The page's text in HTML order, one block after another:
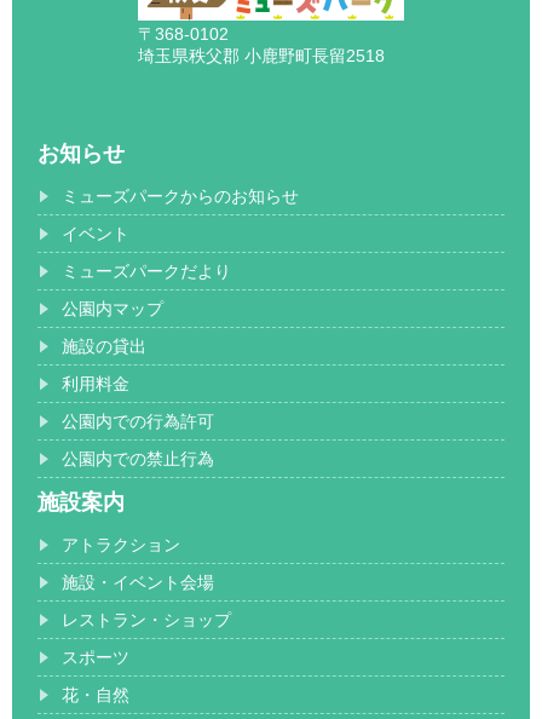
〒368-0102
埼玉県秩父郡 小鹿野町長留2518
お知らせ
ミューズパークからのお知らせ
イベント
ミューズパークだより
公園内マップ
施設の貸出
利用料金
公園内での行為許可
公園内での禁止行為
施設案内
アトラクション
施設・イベント会場
レストラン・ショップ
スポーツ
花・自然